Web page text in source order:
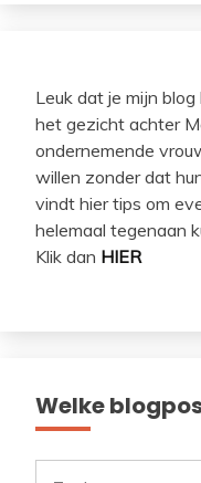
Leuk dat je mijn
het gezicht achter
ondernemende
willen zonder dat
vindt hier tips om
helemaal tegenaan
Klik dan HIER
Welke